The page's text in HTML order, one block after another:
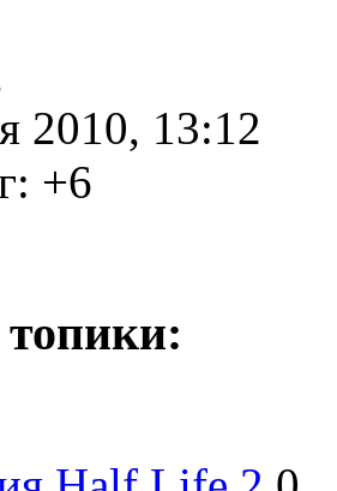
2010, 13:12
+6